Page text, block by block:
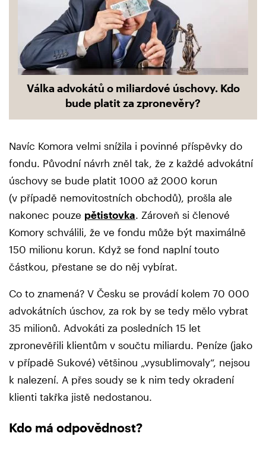
Válka advokátů o miliardové úschovy. Kdo
bude platit za zpronevěry?
Navíc Komora velmi snížila i povinné příspěvky do
fondu. Původní návrh zněl tak, že z každé advokátní
úschovy se bude platit 1000 až 2000 korun
(v případě nemovitostních obchodů), prošla ale
nakonec pouze pětistovka. Zároveň si členové
Komory schválili, že ve fondu může být maximálně
150 milionu korun. Když se fond naplní touto
částkou, přestane se do něj vybírat.
Co to znamená? V Česku se provádí kolem 70 000
advokátních úschov, za rok by se tedy mělo vybrat
35 milionů. Advokáti za posledních 15 let
zpronevěřili klientům v součtu miliardu. Peníze (jako
v případě Sukové) většinou „vysublimovaly“, nejsou
k nalezení. A přes soudy se k nim tedy okradení
klienti takřka jistě nedostanou.
Kdo má odpovědnost?